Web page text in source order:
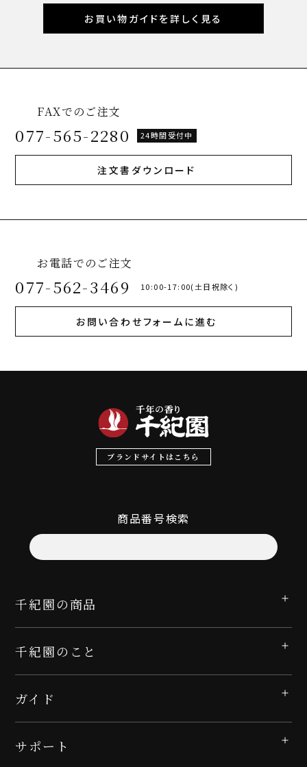
お買い物ガイドを詳しく見る
FAXでのご注文
077-565-2280 24時間受付中
注文書ダウンロード
お電話でのご注文
077-562-3469 10:00-17:00(土日祝除く)
お問い合わせフォームに進む
ブランドサイトはこちら
商品番号検索
千紀園の商品
千紀園のこと
ガイド
サポート